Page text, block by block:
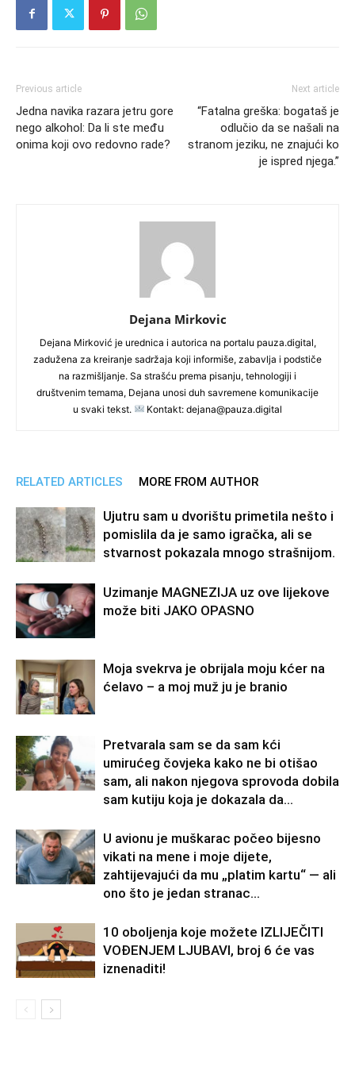
Previous article
Jedna navika razara jetru gore
nego alkohol: Da li ste među
onima koji ovo redovno rade?
Next article
“Fatalna greška: bogataš je
odlučio da se našali na
stranom jeziku, ne znajući ko
je ispred njega.”
Dejana Mirkovic
Dejana Mirković je urednica i autorica na portalu pauza.digital,
zadužena za kreiranje sadržaja koji informiše, zabavlja i podstiče
na razmišljanje. Sa strašću prema pisanju, tehnologiji i
društvenim temama, Dejana unosi duh savremene komunikacije
u svaki tekst.
Kontakt: dejana@pauza.digital
RELATED ARTICLES MORE FROM AUTHOR
Ujutru sam u dvorištu primetila nešto i
pomislila da je samo igračka, ali se
stvarnost pokazala mnogo strašnijom.
Uzimanje MAGNEZIJA uz ove lijekove
može biti JAKO OPASNO
Moja svekrva je obrijala moju kćer na
ćelavo – a moj muž ju je branio
Pretvarala sam se da sam kći
umirućeg čovjeka kako ne bi otišao
sam, ali nakon njegova sprovoda dobila
sam kutiju koja je dokazala da...
U avionu je muškarac počeo bijesno
vikati na mene i moje dijete,
zahtijevajući da mu „platim kartu“ — ali
ono što je jedan stranac...
10 oboljenja koje možete IZLIJEČITI
VOĐENJEM LJUBAVI, broj 6 će vas
iznenaditi!